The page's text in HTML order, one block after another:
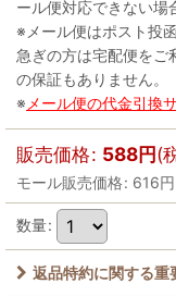
ール便対応できない場
※メール便はポスト投
急ぎの方は宅配便をご
の保証もありません。
※ メール便の代金引換
販売価格: 588円(
モール販売価格: 616円
数量:
返品特約に関する重